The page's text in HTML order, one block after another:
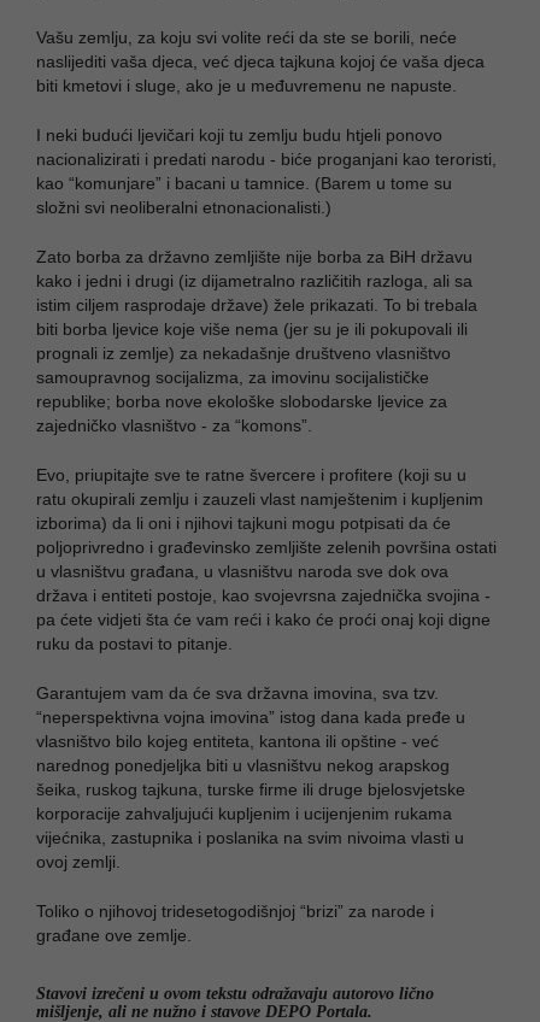
Vašu zemlju, za koju svi volite reći da ste se borili, neće
naslijediti vaša djeca, već djeca tajkuna kojoj će vaša djeca
biti kmetovi i sluge, ako je u međuvremenu ne napuste.
I neki budući ljevičari koji tu zemlju budu htjeli ponovo
nacionalizirati i predati narodu - biće proganjani kao teroristi,
kao “komunjare” i bacani u tamnice. (Barem u tome su
složni svi neoliberalni etnonacionalisti.)
Zato borba za državno zemljište nije borba za BiH državu
kako i jedni i drugi (iz dijametralno različitih razloga, ali sa
istim ciljem rasprodaje države) žele prikazati. To bi trebala
biti borba ljevice koje više nema (jer su je ili pokupovali ili
prognali iz zemlje) za nekadašnje društveno vlasništvo
samoupravnog socijalizma, za imovinu socijalističke
republike; borba nove ekološke slobodarske ljevice za
zajedničko vlasništvo - za “komons”.
Evo, priupitajte sve te ratne švercere i profitere (koji su u
ratu okupirali zemlju i zauzeli vlast namještenim i kupljenim
izborima) da li oni i njihovi tajkuni mogu potpisati da će
poljoprivredno i građevinsko zemljište zelenih površina ostati
u vlasništvu građana, u vlasništvu naroda sve dok ova
država i entiteti postoje, kao svojevrsna zajednička svojina -
pa ćete vidjeti šta će vam reći i kako će proći onaj koji digne
ruku da postavi to pitanje.
Garantujem vam da će sva državna imovina, sva tzv.
“neperspektivna vojna imovina” istog dana kada pređe u
vlasništvo bilo kojeg entiteta, kantona ili opštine - već
narednog ponedjeljka biti u vlasništvu nekog arapskog
šeika, ruskog tajkuna, turske firme ili druge bjelosvjetske
korporacije zahvaljujući kupljenim i ucijenjenim rukama
vijećnika, zastupnika i poslanika na svim nivoima vlasti u
ovoj zemlji.
Toliko o njihovoj tridesetogodišnjoj “brizi” za narode i
građane ove zemlje.
Stavovi izrečeni u ovom tekstu odražavaju autorovo lično
mišljenje, ali ne nužno i stavove DEPO Portala.